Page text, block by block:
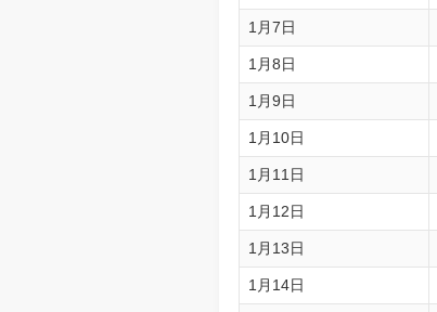
1月7日
1月8日
1月9日
1月10日
1月11日
1月12日
1月13日
1月14日